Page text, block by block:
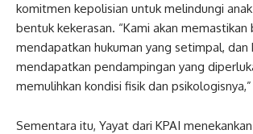
komitmen kepolisian untuk melindungi
bentuk kekerasan. “Kami akan memastikan
mendapatkan hukuman yang setimpal, dan
mendapatkan pendampingan yang
memulihkan kondisi fisik dan
Sementara itu, Yayat dari KPAI